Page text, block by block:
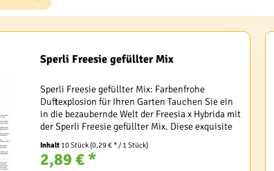
Sperli Freesie gefüllter Mix
Sperli Freesie gefüllter Mix: Farbenfrohe
Duftexplosion für Ihren Garten Tauchen Sie ein
in die bezaubernde Welt der Freesia x Hybrida mit
der Sperli Freesie gefüllter Mix. Diese exquisite
Blumenzwiebel-Kollektion verspricht eine
wahre...
Inhalt 10 Stück(0,29 € * / 1 Stück)
2,89 € *